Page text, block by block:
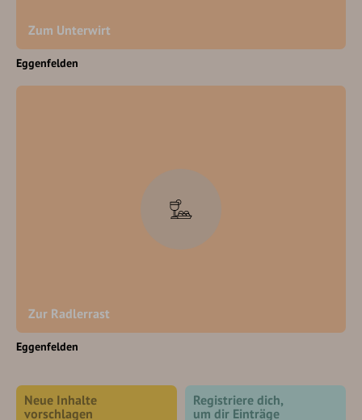
Zum Unterwirt
Eggenfelden
Zur Radlerrast
Eggenfelden
Neue Inhalte
vorschlagen
Registriere dich,
um dir Einträge